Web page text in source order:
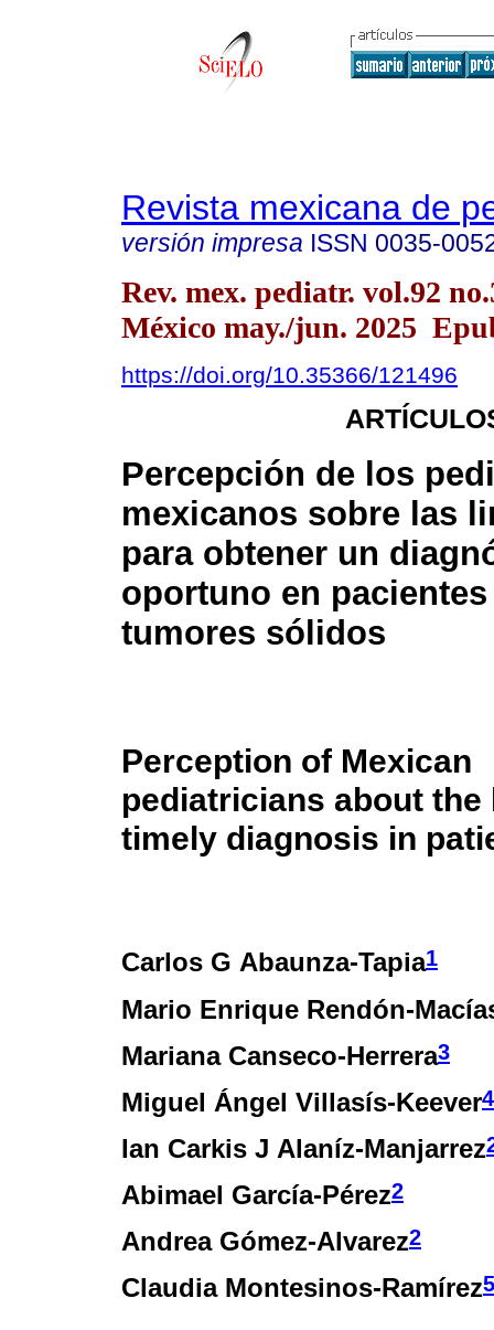
Revista mexicana de
versión impresa ISSN 0035-
Rev. mex. pediatr. vol.92
México may./jun. 2025
https://doi.org/10.35366/121496
Percepción de los
mexicanos sobre las
para obtener un
oportuno en
tumores sólidos
Perception of Mexican
pediatricians about
timely diagnosis in
Carlos G Abaunza-Tapia1
Mario Enrique Rendón-
Mariana Canseco-Herrera3
Miguel Ángel Villasís-Keever4
Ian Carkis J Alaníz-Manjarrez
Abimael García-Pérez2
Andrea Gómez-Alvarez2
Claudia Montesinos-Ramírez5